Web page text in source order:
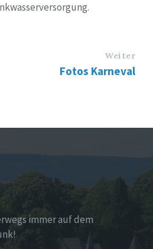
Weiter
Fotos Karneval
immer auf dem